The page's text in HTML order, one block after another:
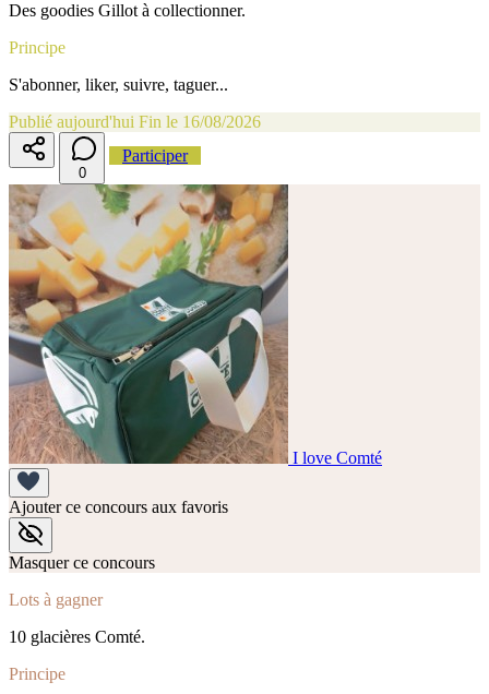
Des goodies Gillot à collectionner.
Principe
S'abonner, liker, suivre, taguer...
Publié aujourd'hui Fin le 16/08/2026
0
Participer
I love Comté
Ajouter ce concours aux favoris
Masquer ce concours
Lots à gagner
10 glacières Comté.
Principe